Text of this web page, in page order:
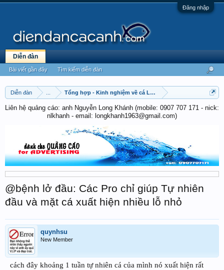
Đăng nhập
Diễn đàn Tổng hợp - Kinh nghiệm về cá La Hán
Liên hệ quảng cáo: anh Nguyễn Long Khánh (mobile: 0907 707 171 - nick:
nlkhanh - email: longkhanh1963@gmail.com)
@bệnh lở đầu: Các Pro chỉ giúp Tự nhiên
đầu và mặt cá xuất hiện nhiều lỗ nhỏ
quynhsu
New Member
cách đây khoảng 1 tuần tự nhiên cá của mình nó xuất hiện rất
Diễn đàn
Bài viết gần đây Tìm kiếm diễn đàn